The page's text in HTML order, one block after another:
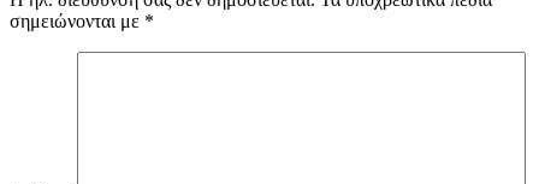
σημειώνονται με *